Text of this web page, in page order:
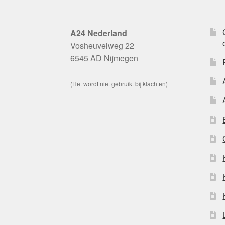
A24 Nederland
Vosheuvelweg 22
6545 AD Nijmegen
(Het wordt niet gebruikt bij klachten)